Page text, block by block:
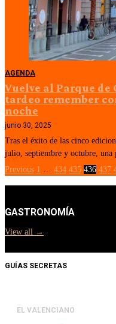
AGENDA
Vuelve al Parque de
tardeo remember
noche
junio 30, 2025
Tras el éxito de las cinco
julio, septiembre y octubre, una
Previous 1 … 434 435 436 437
GASTRONOMÍA
View all →
GUÍAS SECRETAS
EL VALENCIANO